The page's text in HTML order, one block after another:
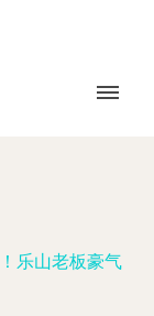
乐山老板豪气